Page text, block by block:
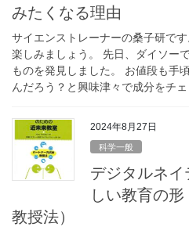
みたくなる理由
サイエンストレーナーの桑子研で
楽しみましょう。 先日、ダイソー
ものを発見しました。 お値段も手
んだろう？と興味津々で成分をチ
2024年8月27日
科学一般
デジタルネ
しい教育の
教授法）